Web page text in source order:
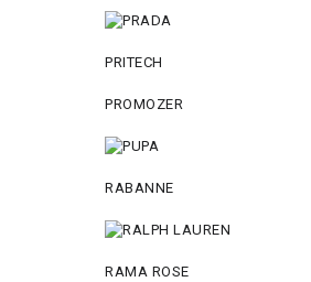
PRITECH
PROMOZER
RABANNE
RAMA ROSE